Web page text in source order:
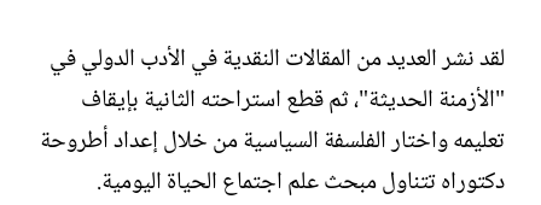
لقد نشر العديد من المقالات النقدية في الأدب الدولي في
"الأزمنة الحديثة"، ثم قطع استراحته الثانية بإيقاف
تعليمه واختار الفلسفة السياسية من خلال إعداد أطروحة
دكتوراه تتناول مبحث علم اجتماع الحياة اليومية.